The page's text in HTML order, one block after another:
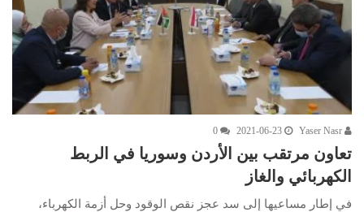
2021-06-23
0
تعاون مرتقب بين الأردن وسوريا في الربط
الكهربائي والغاز
في إطار مساعيها إلى سد عجز نقص الوقود وحل أزمة الكهرباء،